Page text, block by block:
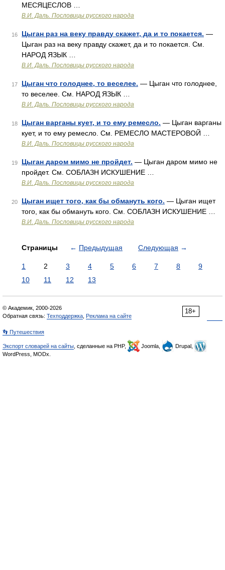
МЕСЯЦЕСЛОВ …
В.И. Даль. Пословицы русского народа
16 Цыган раз на веку правду скажет, да и то покается. —
Цыган раз на веку правду скажет, да и то покается. См.
НАРОД ЯЗЫК …
В.И. Даль. Пословицы русского народа
17 Цыган что голоднее, то веселее. — Цыган что голоднее,
то веселее. См. НАРОД ЯЗЫК …
В.И. Даль. Пословицы русского народа
18 Цыган варганы кует, и то ему ремесло. — Цыган варганы
кует, и то ему ремесло. См. РЕМЕСЛО МАСТЕРОВОЙ …
В.И. Даль. Пословицы русского народа
19 Цыган даром мимо не пройдет. — Цыган даром мимо не
пройдет. См. СОБЛАЗН ИСКУШЕНИЕ …
В.И. Даль. Пословицы русского народа
20 Цыган ищет того, как бы обмануть кого. — Цыган ищет
того, как бы обмануть кого. См. СОБЛАЗН ИСКУШЕНИЕ …
В.И. Даль. Пословицы русского народа
Страницы ← Предыдущая Следующая →
1 2 3 4 5 6 7 8
9
10
11 12 13
18+
© Академик, 2000-2026
Обратная связь: Техподдержка Реклама на сайте
👣 Путешествия
Экспорт словарей на сайты , сделанные на PHP, Joomla,
Drupal,
WordPress, MODx.